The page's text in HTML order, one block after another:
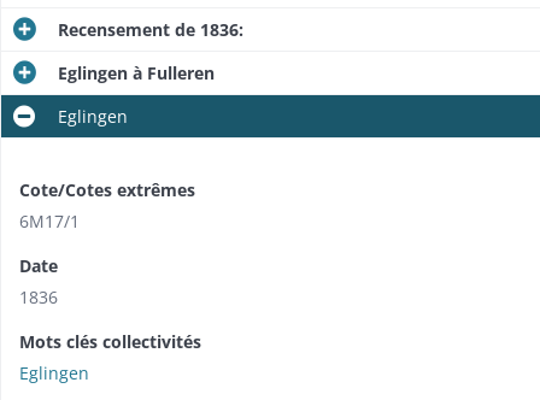
Recensement de 1836:
Eglingen à Fulleren
Eglingen
Cote/Cotes extrêmes
6M17/1
Date
1836
Mots clés collectivités
Eglingen